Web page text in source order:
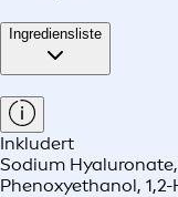
Ingrediensliste
Inkludert
Sodium
Phenoxyethanol,